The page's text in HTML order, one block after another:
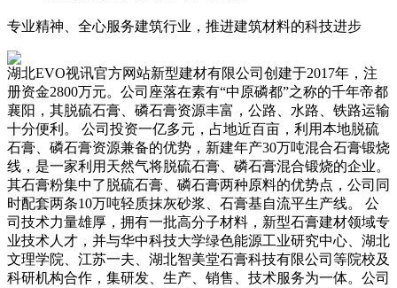
专业精神、全心服务建筑行业，推进建筑材料的科技进步
湖北EVO视讯官方网站新型建材有限公司创建于2017年，注
册资金2800万元。公司座落在素有“中原磷都”之称的千年帝都
襄阳，其脱硫石膏、磷石膏资源丰富，公路、水路、铁路运输
十分便利。 公司投资一亿多元，占地近百亩，利用本地脱硫
石膏、磷石膏资源兼备的优势，新建年产30万吨混合石膏锻烧
线，是一家利用天然气将脱硫石膏、磷石膏混合锻烧的企业。
其石膏粉集中了脱硫石膏、磷石膏两种原料的优势点，公司同
时配套两条10万吨轻质抹灰砂浆、石膏基自流平生产线。 公
司技术力量雄厚，拥有一批高分子材料，新型石膏建材领域专
业技术人才，并与华中科技大学绿色能源工业研究中心、湖北
文理学院、江苏一夫、湖北智美堂石膏科技有限公司等院校及
科研机构合作，集研发、生产、销售、技术服务为一体。公司